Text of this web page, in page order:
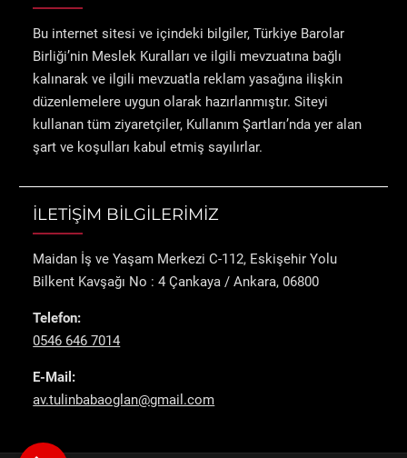
Bu internet sitesi ve içindeki bilgiler, Türkiye Barolar
Birliği’nin Meslek Kuralları ve ilgili mevzuatına bağlı
kalınarak ve ilgili mevzuatla reklam yasağına ilişkin
düzenlemelere uygun olarak hazırlanmıştır. Siteyi
kullanan tüm ziyaretçiler, Kullanım Şartları’nda yer alan
şart ve koşulları kabul etmiş sayılırlar.
İLETİŞİM BİLGİLERİMİZ
Maidan İş ve Yaşam Merkezi C-112, Eskişehir Yolu
Bilkent Kavşağı No : 4 Çankaya / Ankara, 06800
Telefon:
0546 646 7014
E-Mail:
av.tulinbabaoglan@gmail.com